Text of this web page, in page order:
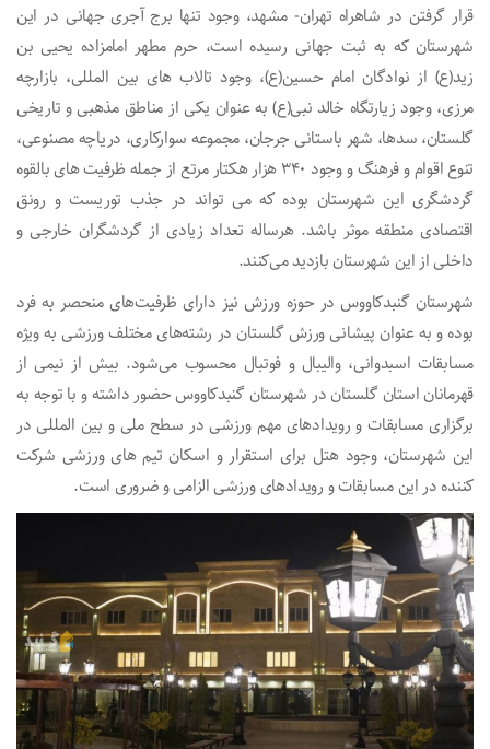
قرار گرفتن در شاهراه تهران- مشهد، وجود تنها برج آجری جهانی در این
شهرستان که به ثبت جهانی رسیده است، حرم مطهر امامزاده یحیی بن
زید(ع) از نوادگان امام حسین(ع)، وجود تالاب های بین المللی، بازارچه
مرزی، وجود زیارتگاه خالد نبی(ع) به عنوان یکی از مناطق مذهبی و تاریخی
گلستان، سدها، شهر باستانی جرجان، مجموعه سوارکاری، دریاچه مصنوعی،
تنوع اقوام و فرهنگ و وجود ۳۴۰ هزار هکتار مرتع از جمله ظرفیت های بالقوه
گردشگری این شهرستان بوده که می تواند در جذب توریست و رونق
اقتصادی منطقه موثر باشد. هرساله تعداد زیادی از گردشگران خارجی و
داخلی از این شهرستان بازدید می‌کنند.
شهرستان گنبدکاووس در حوزه ورزش نیز دارای ظرفیت‌های منحصر به فرد
بوده و به عنوان پیشانی ورزش گلستان در رشته‌های مختلف ورزشی به ویژه
مسابقات اسبدوانی، والیبال و فوتبال محسوب می‌شود. بیش از نیمی از
قهرمانان استان گلستان در شهرستان گنبدکاووس حضور داشته و با توجه به
برگزاری مسابقات و رویدادهای مهم ورزشی در سطح ملی و بین المللی در
این شهرستان، وجود هتل برای استقرار و اسکان تیم های ورزشی شرکت
کننده در این مسابقات و رویدادهای ورزشی الزامی و ضروری است.